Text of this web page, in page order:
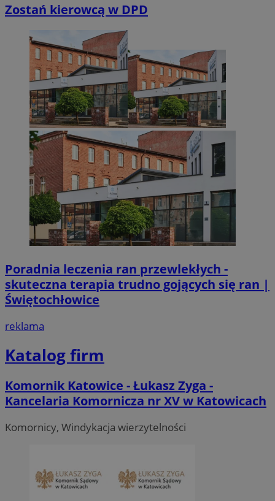
Zostań kierowcą w DPD
Poradnia leczenia ran przewlekłych -
skuteczna terapia trudno gojących się ran |
Świętochłowice
reklama
Katalog firm
Komornik Katowice - Łukasz Zyga -
Kancelaria Komornicza nr XV w Katowicach
Komornicy, Windykacja wierzytelności